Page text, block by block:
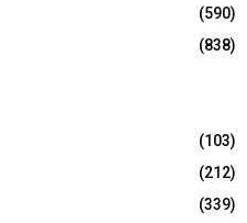
(590)
(838)
(103)
(212)
(339)